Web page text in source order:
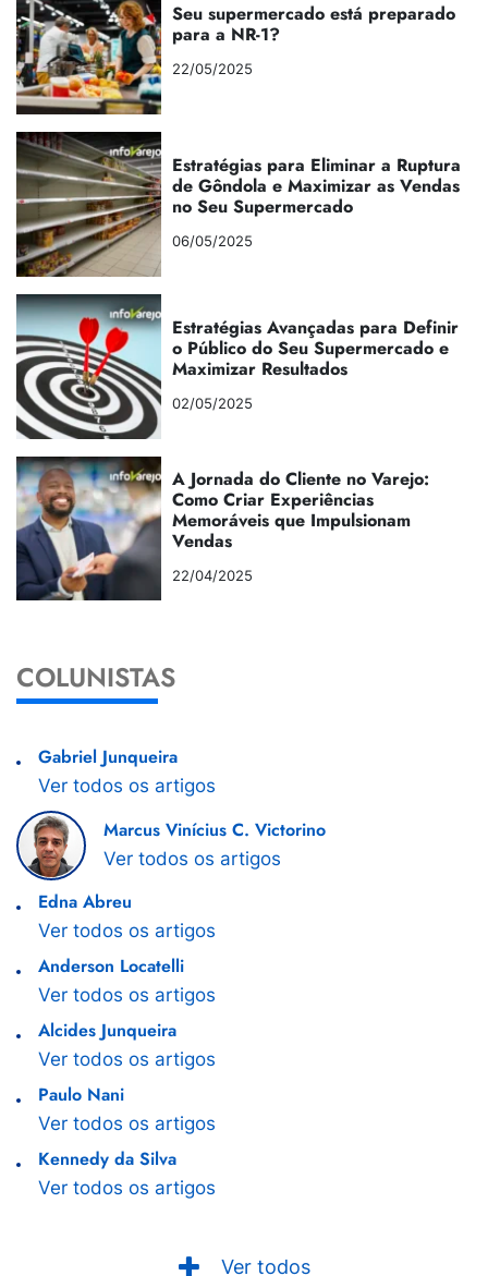
Seu supermercado está preparado
para a NR-1?
22/05/2025
Estratégias para Eliminar a Ruptura
de Gôndola e Maximizar as Vendas
no Seu Supermercado
06/05/2025
Estratégias Avançadas para Definir
o Público do Seu Supermercado e
Maximizar Resultados
02/05/2025
A Jornada do Cliente no Varejo:
Como Criar Experiências
Memoráveis que Impulsionam
Vendas
22/04/2025
COLUNISTAS
Gabriel Junqueira
Ver todos os artigos
Marcus Vinícius C. Victorino
Ver todos os artigos
Edna Abreu
Ver todos os artigos
Anderson Locatelli
Ver todos os artigos
Alcides Junqueira
Ver todos os artigos
Paulo Nani
Ver todos os artigos
Kennedy da Silva
Ver todos os artigos
Ver todos